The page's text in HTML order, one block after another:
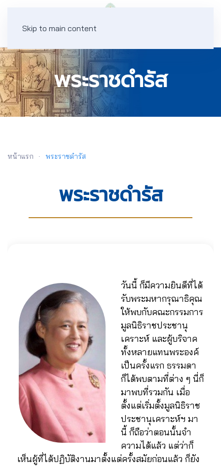
Skip to main content
พระราชดำรัส
หน้าแรก พระราชดำรัส
พระราชดำรัส
วันนี้ ก็มีความยินดีที่ได้
รับพระมหากรุณาธิคุณ
ให้พบกับคณะกรรมการ
มูลนิธิราชประชานุ
เคราะห์ และผู้บริจาค
ทั้งหลายแทนพระองค์
เป็นครั้งแรก ธรรมดา
ก็ได้พบตามที่ต่าง ๆ นี่ก็
มาพบที่รวมกัน เมื่อ
ตั้งแต่เริ่มตั้งมูลนิธิราช
ประชานุเคราะห์ฯ มา
นี้ ก็ถือว่าตอนนั้นจำ
ความได้แล้ว แต่ว่าก็
เห็นผู้ที่ได้ปฏิบัติงานมาตั้งแต่ครั้งสมัยก่อนแล้ว ก็ยัง